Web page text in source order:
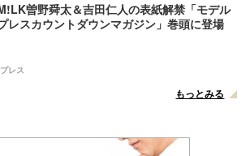
曽野舜太＆吉田仁人の表紙解禁「モデル
レスカウントダウンマガジン」巻頭に登場
レス
もっとみる